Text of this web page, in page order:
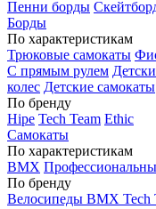
Пенни борды
Борды
По характеристикам
Трюковые самокаты
С прямым рулем
колес Детские самокаты
По бренду
Hipe Tech Team Ethic
Самокаты
По характеристикам
BMX
По бренду
Велосипеды BMX Tech